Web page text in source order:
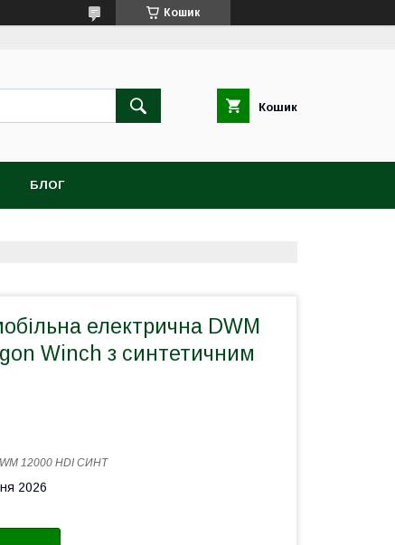
Кошик
Кошик
БЛОГ
електрична DWM
Winch з синтетичним
12000 HDI СИНТ
2026